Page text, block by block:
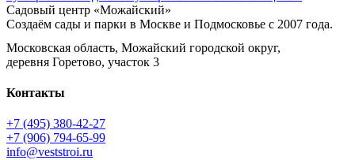
Садовый центр «Можайский»
Создаём сады и парки в Москве и Подмосковье с 2007 года.
Московская область, Можайский городской округ,
деревня Горетово, участок 3
Контакты
+7 (495) 380-42-27
+7 (906) 794-65-99
info@veststroi.ru